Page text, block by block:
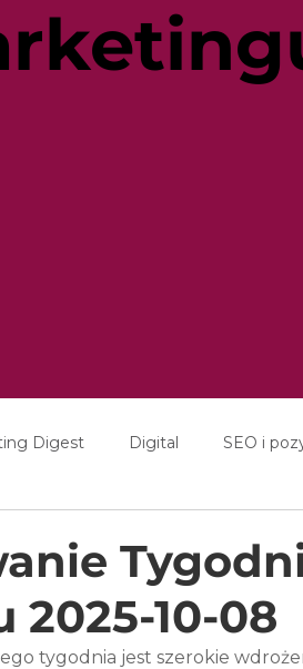
Digest Digital SEO i
2025-10-08
tygodnia jest szerokie